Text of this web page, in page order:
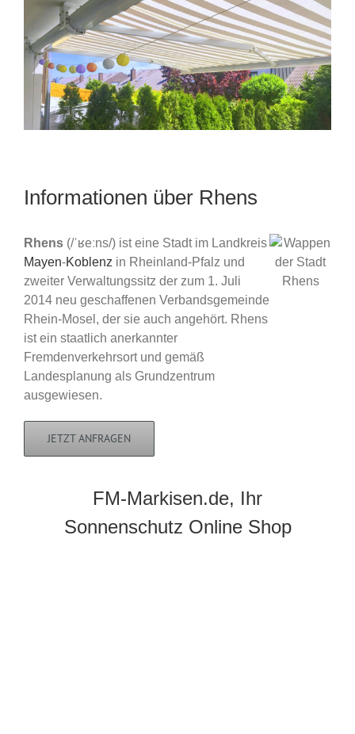
Informationen über Rhens
Rhens (/ˈʁeːns/) ist eine Stadt im Landkreis
Mayen-Koblenz in Rheinland-Pfalz und
zweiter Verwaltungssitz der zum 1. Juli
2014 neu geschaffenen Verbandsgemeinde
Rhein-Mosel, der sie auch angehört. Rhens
ist ein staatlich anerkannter
Fremdenverkehrsort und gemäß
Landesplanung als Grundzentrum
ausgewiesen.
JETZT ANFRAGEN
FM-Markisen.de, Ihr
Sonnenschutz Online Shop